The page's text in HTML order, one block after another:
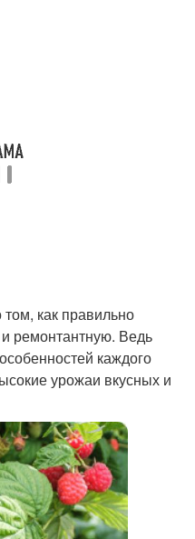
как правильно
ремонтантную. Ведь
каждого
урожаи вкусных и